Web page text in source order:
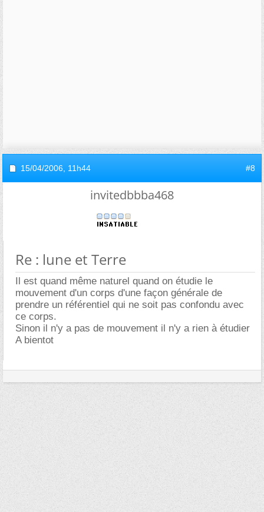
15/04/2006, 11h44 #8
invitedbbba468
Re : lune et Terre
Il est quand même naturel quand on étudie le
mouvement d'un corps d'une façon générale de
prendre un référentiel qui ne soit pas confondu avec
ce corps.
Sinon il n'y a pas de mouvement il n'y a rien à étudier
A bientot